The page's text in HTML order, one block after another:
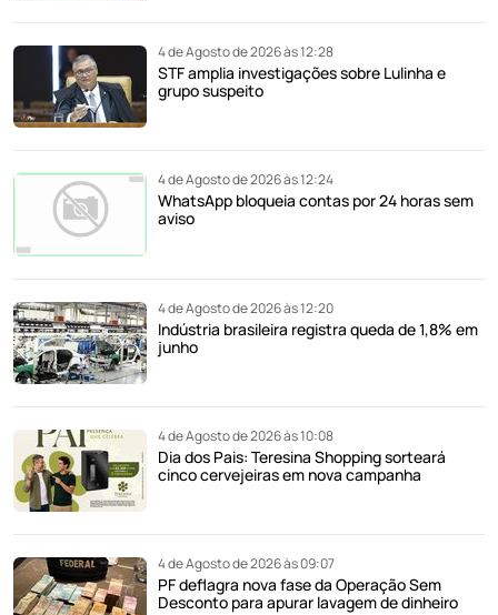
4 de Agosto de 2026 às 12:28
STF amplia investigações sobre Lulinha e
grupo suspeito
4 de Agosto de 2026 às 12:24
WhatsApp bloqueia contas por 24 horas sem
aviso
4 de Agosto de 2026 às 12:20
Indústria brasileira registra queda de 1,8% em
junho
4 de Agosto de 2026 às 10:08
Dia dos Pais: Teresina Shopping sorteará
cinco cervejeiras em nova campanha
4 de Agosto de 2026 às 09:07
PF deflagra nova fase da Operação Sem
Desconto para apurar lavagem de dinheiro